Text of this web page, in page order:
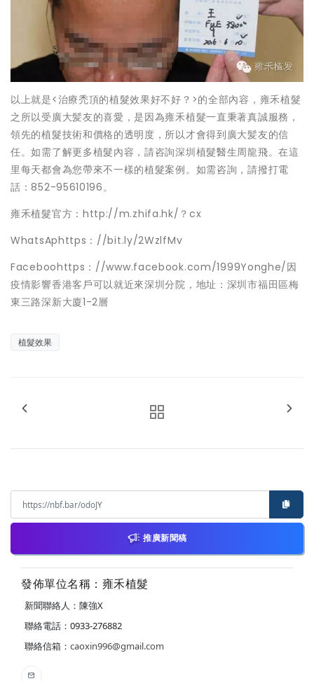
以上就是<治療禿頂的植髮效果好不好？>的全部內容，雍禾植髮
之所以受廣大髪友的喜愛，是因為雍禾植髮一直秉著真誠服務，
領先的植髮技術和價格的透明度，所以才會得到廣大髪友的信
任。如需了解更多植髮內容，請咨詢深圳植髮醫生周龍飛。在這
里每天都會為您帶來不一樣的植髮案例。如需咨詢，請撥打電
話：852-95610196。
雍禾植髮官方：http://m.zhifa.hk/？cx
WhatsAphttps：//bit.ly/2WzlfMv
Faceboohttps：//www.facebook.com/1999Yonghe/因
疫情影響香港客戶可以就近來深圳分院，地址：深圳市福田區梅
東三路深新大廈1-2層
植髮效果
推廣新聞稿
發佈單位名稱：雍禾植髮
新聞聯絡人：陳強X
聯絡電話：0933-276882
聯絡信箱： caoxin996@gmail.com